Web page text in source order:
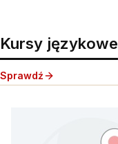
Kursy językowe
Sprawdź